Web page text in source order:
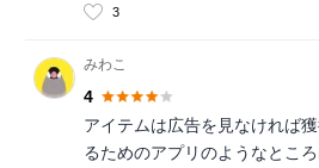
3
みわこ
4
アイテムは広告を見なければ
るためのアプリのようなところ